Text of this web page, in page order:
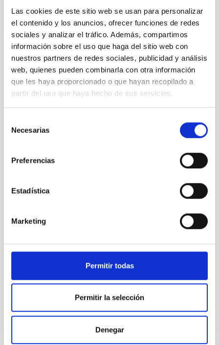
Las cookies de este sitio web se usan para personalizar
el contenido y los anuncios, ofrecer funciones de redes
sociales y analizar el tráfico. Además, compartimos
información sobre el uso que haga del sitio web con
nuestros partners de redes sociales, publicidad y análisis
web, quienes pueden combinarla con otra información
que les haya proporcionado o que hayan recopilado a
partir del uso que haya hecho de sus servicios.
Necesarias
Preferencias
Estadística
Marketing
Permitir todas
Permitir la selección
Denegar
OGS
Optical Ground Station
TelescopioNocturnoØ 100.00 cm
Telescopio
IAC80